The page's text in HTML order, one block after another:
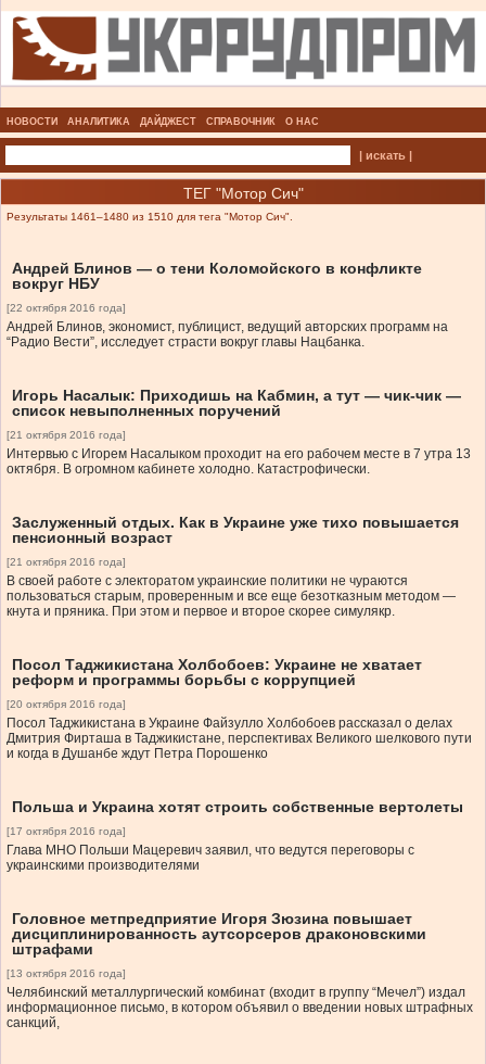
НОВОСТИ АНАЛИТИКА ДАЙДЖЕСТ СПРАВОЧНИК О НАС
| искать |
ТЕГ "Мотор Сич"
Результаты 1461–1480 из 1510 для тега "Мотор Сич".
Андрей Блинов — о тени Коломойского в конфликте
вокруг НБУ
[22 октября 2016 года]
Андрей Блинов, экономист, публицист, ведущий авторских программ на
“Радио Вести”, исследует страсти вокруг главы Нацбанка.
Игорь Насалык: Приходишь на Кабмин, а тут — чик-чик —
список невыполненных поручений
[21 октября 2016 года]
Интервью с Игорем Насалыком проходит на его рабочем месте в 7 утра 13
октября. В огромном кабинете холодно. Катастрофически.
Заслуженный отдых. Как в Украине уже тихо повышается
пенсионный возраст
[21 октября 2016 года]
В своей работе с электоратом украинские политики не чураются
пользоваться старым, проверенным и все еще безотказным методом —
кнута и пряника. При этом и первое и второе скорее симулякр.
Посол Таджикистана Холбобоев: Украине не хватает
реформ и программы борьбы с коррупцией
[20 октября 2016 года]
Посол Таджикистана в Украине Файзулло Холбобоев рассказал о делах
Дмитрия Фирташа в Таджикистане, перспективах Великого шелкового пути
и когда в Душанбе ждут Петра Порошенко
Польша и Украина хотят строить собственные вертолеты
[17 октября 2016 года]
Глава МНО Польши Мацеревич заявил, что ведутся переговоры с
украинскими производителями
Головное метпредприятие Игоря Зюзина повышает
дисциплинированность аутсорсеров драконовскими
штрафами
[13 октября 2016 года]
Челябинский металлургический комбинат (входит в группу “Мечел”) издал
информационное письмо, в котором объявил о введении новых штрафных
санкций,